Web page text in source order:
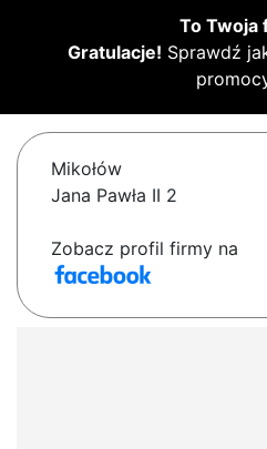
To Twoja
Gratulacje! Sprawdź
Mikołów
Jana Pawła II 2
Zobacz profil firmy na